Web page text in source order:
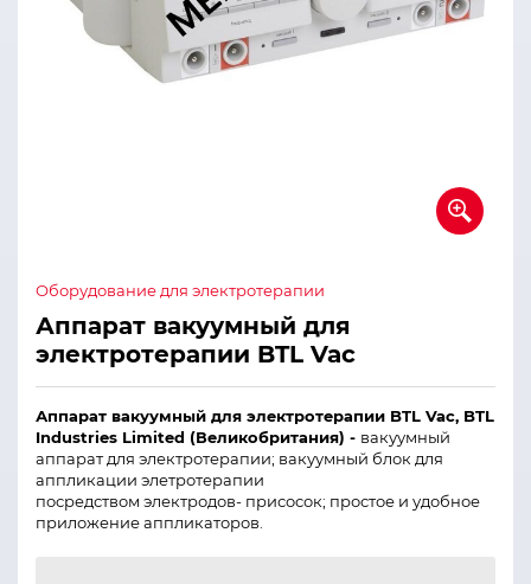
Оборудование для электротерапии
Аппарат вакуумный для
электротерапии BTL Vac
Аппарат вакуумный для электротерапии BTL Vac, BTL
Industries Limited (Великобритания) - вакуумный
аппарат для электротерапии; вакуумный блок для
аппликации элетротерапии
посредством электродов- присосок; простое и удобное
приложение аппликаторов